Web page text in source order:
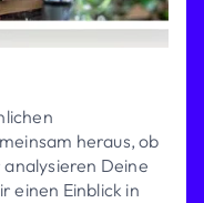
heraus, ob
Deine
einen Einblick in